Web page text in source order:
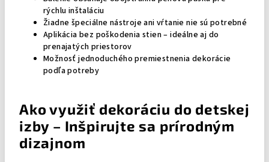
rýchlu inštaláciu
Žiadne špeciálne nástroje ani vŕtanie nie sú potrebné
Aplikácia bez poškodenia stien – ideálne aj do
prenajatých priestorov
Možnosť jednoduchého premiestnenia dekorácie
podľa potreby
Ako využiť dekoráciu do detskej
izby – Inšpirujte sa prírodným
dizajnom